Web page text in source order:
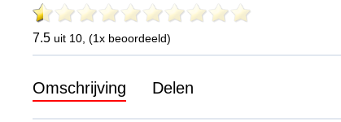
7.5 uit 10, (1x beoordeeld)
Omschrijving Delen